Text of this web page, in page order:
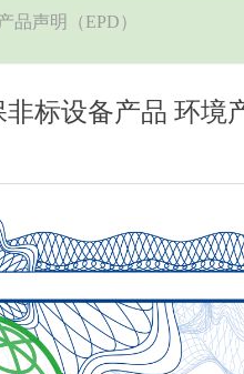
标设备产品 环境
品声明（EPD）